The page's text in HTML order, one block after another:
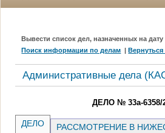
Вывести список дел, назначенных на дату
Поиск информации по делам |Вернуться
Административные дела
ДЕЛО № 33а-6358/
ДЕЛО РАССМОТРЕНИЕ В